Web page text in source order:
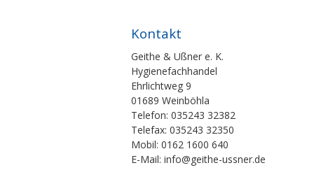
Kontakt
Geithe & Ußner e. K.
Hygienefachhandel
Ehrlichtweg 9
01689 Weinböhla
Telefon: 035243 32382
Telefax: 035243 32350
Mobil: 0162 1600 640
E-Mail: info@geithe-ussner.de